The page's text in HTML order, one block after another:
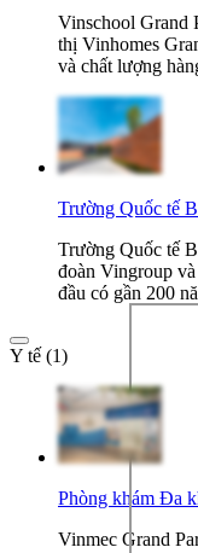
Vinschool Grand
thị Vinhomes
và chất lượng
Trường Quốc tế
Trường Quốc tế
đoàn Vingroup
đầu có gần 200
Y tế (1)
Phòng khám Đa
Vinmec Grand